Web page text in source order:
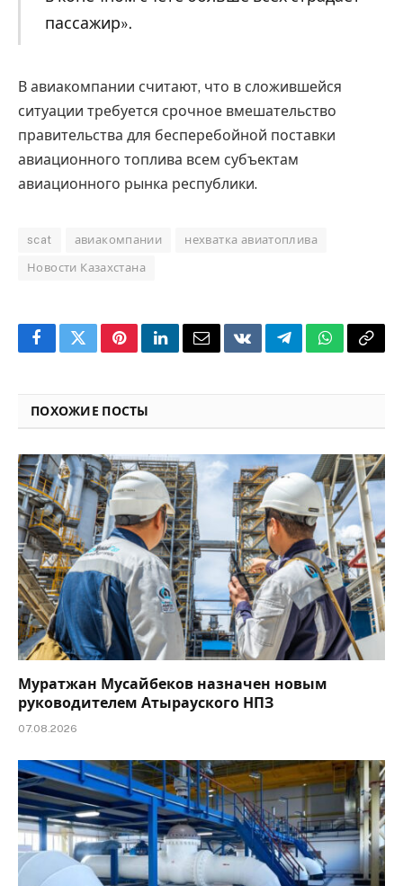
пассажир».
В авиакомпании считают, что в сложившейся
ситуации требуется срочное вмешательство
правительства для бесперебойной поставки
авиационного топлива всем субъектам
авиационного рынка республики.
scat авиакомпании нехватка авиатоплива
Новости Казахстана
FacebookTwitterPinterestLinkedInEmailVKontakteTelegramWhatsApp
Copy
ПОХОЖИЕ ПОСТЫ
Муратжан Мусайбеков назначен новым
руководителем Атырауского НПЗ
07.08.2026